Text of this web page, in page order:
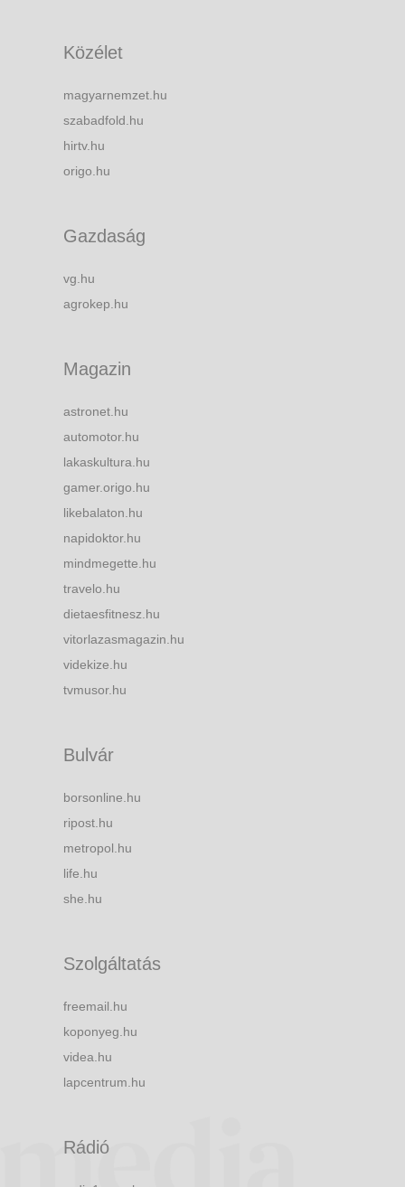
Közélet
magyarnemzet.hu
szabadfold.hu
hirtv.hu
origo.hu
Gazdaság
vg.hu
agrokep.hu
Magazin
astronet.hu
automotor.hu
lakaskultura.hu
gamer.origo.hu
likebalaton.hu
napidoktor.hu
mindmegette.hu
travelo.hu
dietaesfitnesz.hu
vitorlazasmagazin.hu
videkize.hu
tvmusor.hu
Bulvár
borsonline.hu
ripost.hu
metropol.hu
life.hu
she.hu
Szolgáltatás
freemail.hu
koponyeg.hu
videa.hu
lapcentrum.hu
Rádió